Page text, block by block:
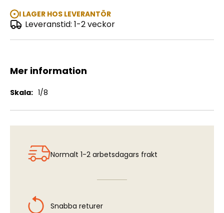
I LAGER HOS LEVERANTÖR
Leveranstid: 1-2 veckor
Tarzan
Mer information
Mer
1/8
Normalt 1-2 arbetsdagars frakt
Snabba returer